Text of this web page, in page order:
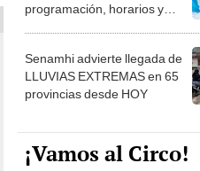
programación, horarios y
Senamhi advierte llegada de
LLUVIAS EXTREMAS en 65
provincias desde HOY
¡Vamos al Circo!